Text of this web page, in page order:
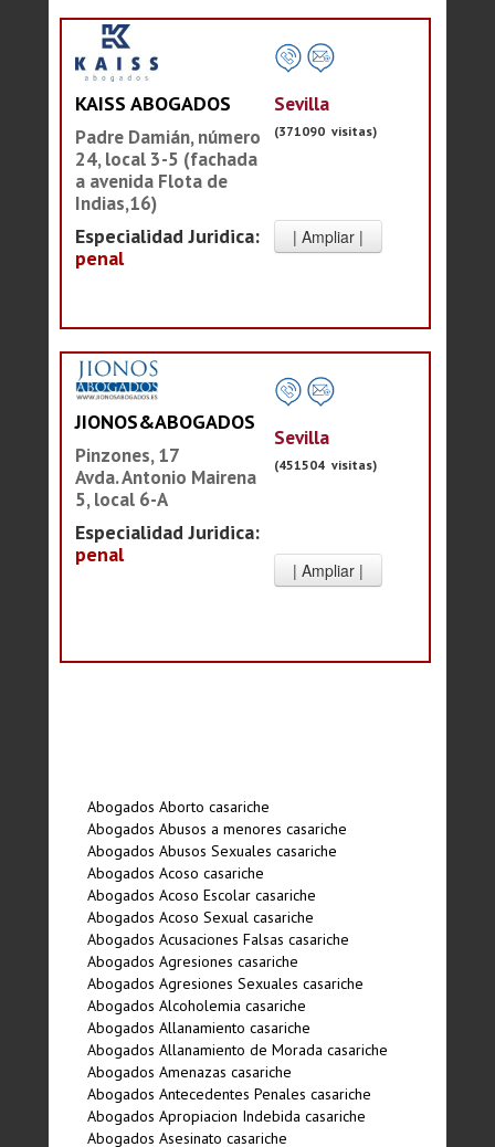
KAISS ABOGADOS
Padre Damián, número
24, local 3-5 (fachada
a avenida Flota de
Indias,16)
Especialidad Juridica:
penal
Sevilla
(371090 visitas)
JIONOS&ABOGADOS
Pinzones, 17
Avda. Antonio Mairena
5, local 6-A
Especialidad Juridica:
penal
Sevilla
(451504 visitas)
Abogados Aborto casariche
Abogados Abusos a menores casariche
Abogados Abusos Sexuales casariche
Abogados Acoso casariche
Abogados Acoso Escolar casariche
Abogados Acoso Sexual casariche
Abogados Acusaciones Falsas casariche
Abogados Agresiones casariche
Abogados Agresiones Sexuales casariche
Abogados Alcoholemia casariche
Abogados Allanamiento casariche
Abogados Allanamiento de Morada casariche
Abogados Amenazas casariche
Abogados Antecedentes Penales casariche
Abogados Apropiacion Indebida casariche
Abogados Asesinato casariche